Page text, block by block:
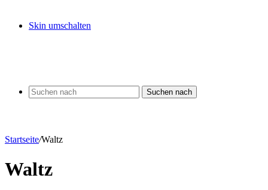
Skin umschalten
Suchen nach
Startseite/Waltz
Waltz